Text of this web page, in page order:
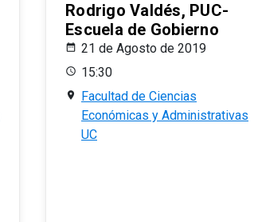
Rodrigo Valdés, PUC-
Escuela de Gobierno
21 de Agosto de 2019
15:30
Facultad de Ciencias
Económicas y Administrativas
UC